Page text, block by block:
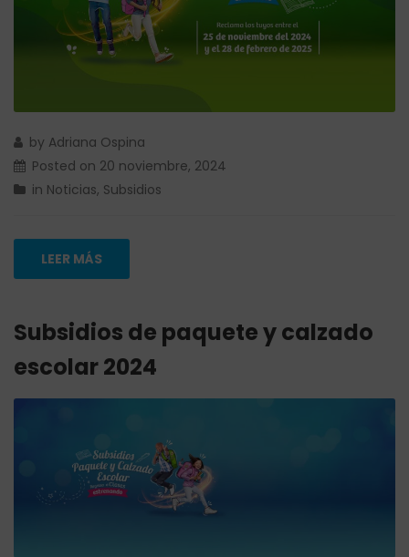
by Adriana Ospina
Posted on 20 noviembre, 2024
in Noticias, Subsidios
LEER MÁS
Subsidios de paquete y calzado
escolar 2024